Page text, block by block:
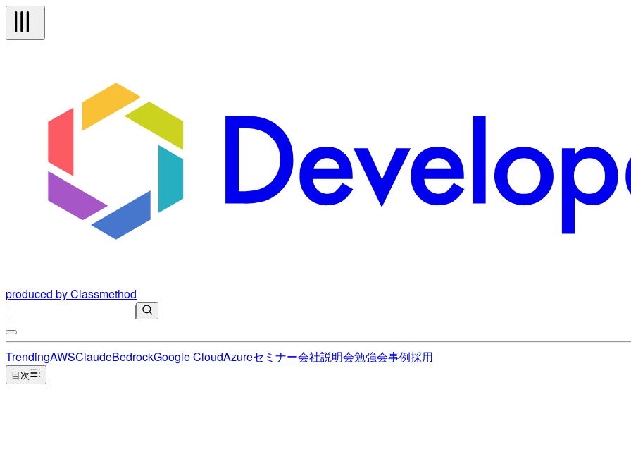
produced by Classmethod
TrendingAWSClaudeBedrockGoogle CloudAzureセミナー会社説明会勉強会事例採用
目次